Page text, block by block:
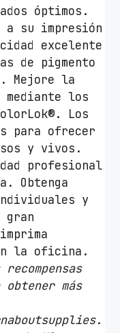
óptimos.
a su impresión
excelente
de pigmento
Mejore la
mediante los
Los
para ofrecer
y vivos.
profesional
Obtenga
y
la oficina.
más